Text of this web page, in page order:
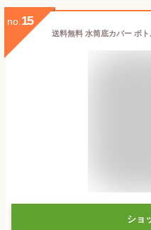
no. 15
ショ